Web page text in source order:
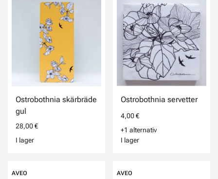
Ostrobothnia skärbräde
gul
28,00 €
I lager
Ostrobothnia servetter
4,00 €
+1 alternativ
I lager
AVEO AVEO